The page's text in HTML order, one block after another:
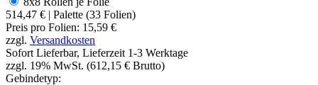
514,47 € | Palette (33 Folien)
Preis pro Folien: 15,59 €
zzgl. Versandkosten
Sofort Lieferbar, Lieferzeit 1-3 Werktage
zzgl. 19% MwSt. (612,15 € Brutto)
Gebindetyp: